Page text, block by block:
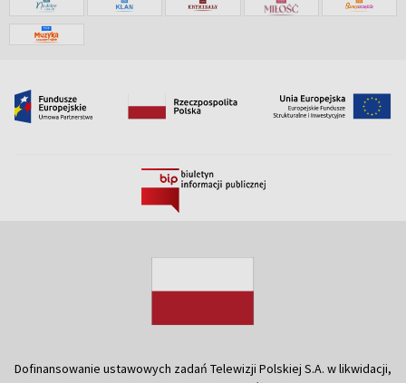
Dofinansowanie ustawowych zadań Telewizji Polskiej S.A. w likwidacji,